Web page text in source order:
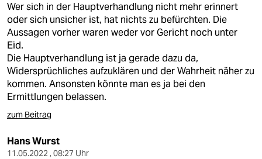
Wer sich in der Hauptverhandlung nicht mehr erinnert
oder sich unsicher ist, hat nichts zu befürchten. Die
Aussagen vorher waren weder vor Gericht noch unter
Eid.
Die Hauptverhandlung ist ja gerade dazu da,
Widersprüchliches aufzuklären und der Wahrheit näher zu
kommen. Ansonsten könnte man es ja bei den
Ermittlungen belassen.
zum Beitrag
Hans Wurst
11.05.2022 , 08:27 Uhr